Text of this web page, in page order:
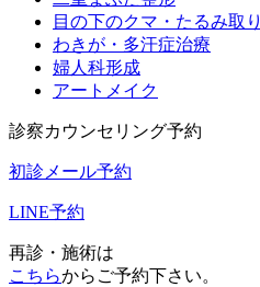
目の下のクマ・たるみ取り
わきが・多汗症治療
婦人科形成
アートメイク
診察カウンセリング予約
初診メール予約
LINE予約
再診・施術は
こちらからご予約下さい。